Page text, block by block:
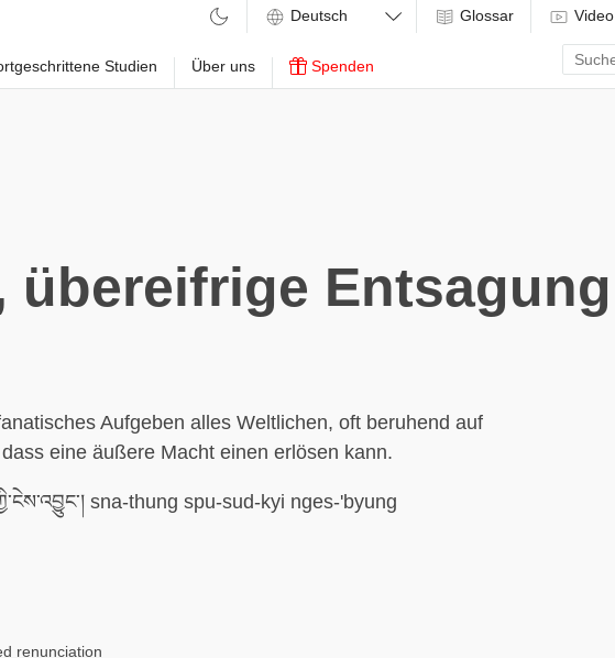
Studien Über uns Spenden
Glossar Video
Enter
search
term
übereifrige Entsagung
Aufgeben alles Weltlichen, oft beruhend auf
eine äußere Macht einen erlösen kann.
sna-thung spu-sud-kyi nges-'byung
renunciation